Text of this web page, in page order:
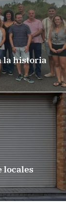
la historia
locales